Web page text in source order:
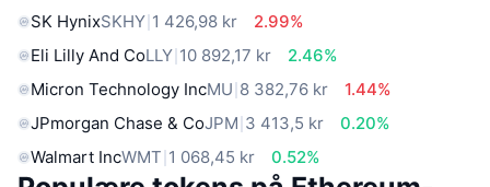
SK HynixSKHY 1 426,98 kr
2.99%
Eli Lilly And CoLLY 10 892,17 kr
2.46%
Micron Technology IncMU 8 382,76 kr
1.44%
JPmorgan Chase & CoJPM 3 413,5 kr
0.20%
Walmart IncWMT 1 068,45 kr 0.52%